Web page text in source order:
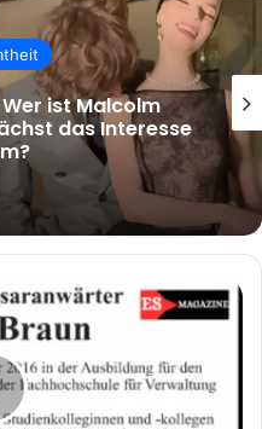
ist Malcolm
das Interesse